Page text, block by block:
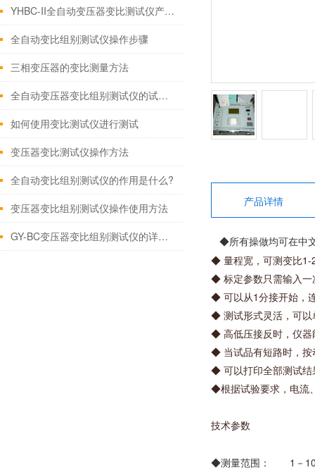
YHBC-II全自动变压器变比测试仪产品讲解
全自动变比组别测试仪操作步骤
三相变压器的变比测量方法
全自动变压器变比组别测试仪的试验操作方法
如何使用变比测试仪进行测试
变压器变比测试仪操作方法
全自动变比组别测试仪的作用是什么?
变压器变比组别测试仪操作使用方法
GY-BC变压器变比组别测试仪的详细资料
产品详情
◆所有操做均可在中
◆ 量程宽，可测变比1-
◆ 标定参数只需输入一
◆ 可以从1分接开始，
◆ 测试形式灵活，可以
◆ 高低压接反时，仪器
◆ 当试品有短路时，按
◆ 可以打印全部测试结
◆根据试验要求，电流
技术参数
◆测量范围： 1－